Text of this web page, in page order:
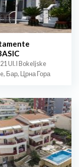
Ul.I Bokeljske
Бар, Црна Гора